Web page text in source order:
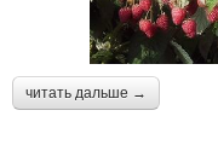
читать дальше →